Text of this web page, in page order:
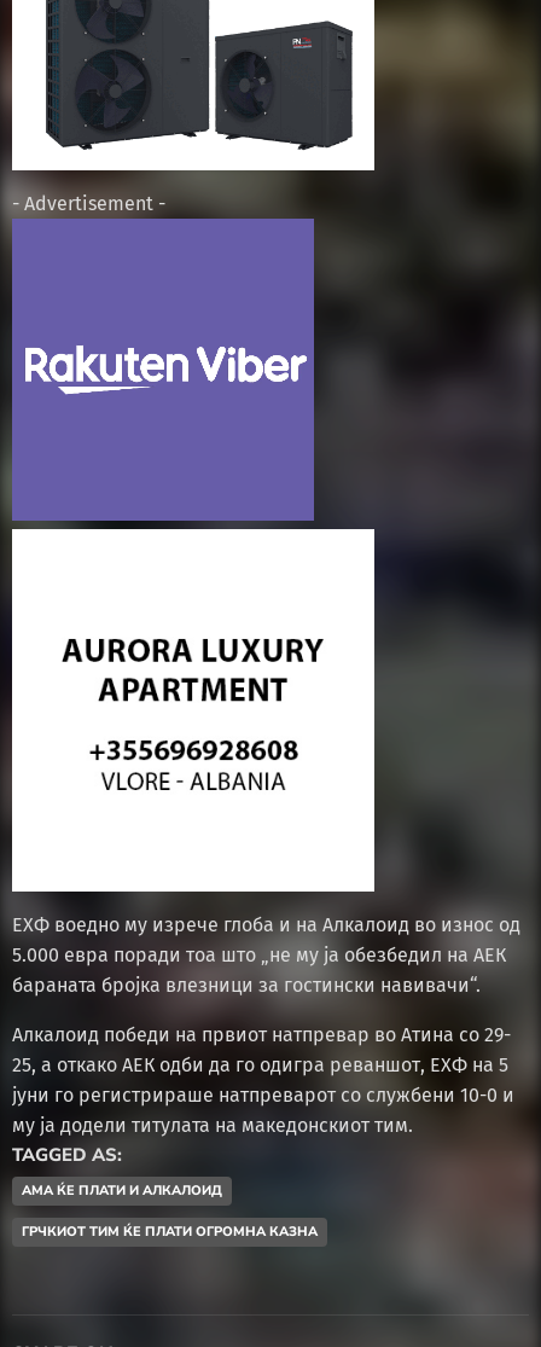
- Advertisement -
ЕХФ воедно му изрече глоба и на Алкалоид во износ од
5.000 евра поради тоа што „не му ја обезбедил на АЕК
бараната бројка влезници за гостински навивачи“.
Алкалоид победи на првиот натпревар во Атина со 29-
25, а откако АЕК одби да го одигра реваншот, ЕХФ на 5
јуни го регистрираше натпреварот со службени 10-0 и
му ја додели титулата на македонскиот тим.
TAGGED AS:
АМА ЌЕ ПЛАТИ И АЛКАЛОИД
ГРЧКИОТ ТИМ ЌЕ ПЛАТИ ОГРОМНА КАЗНА